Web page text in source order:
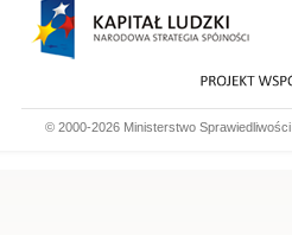
© 2000-2026 Ministerstwo Sprawiedliwości